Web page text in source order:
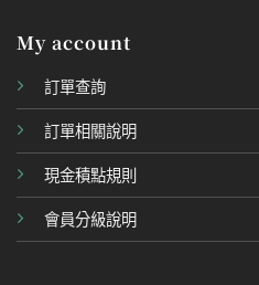
My account
訂單查詢
訂單相關說明
現金積點規則
會員分級說明